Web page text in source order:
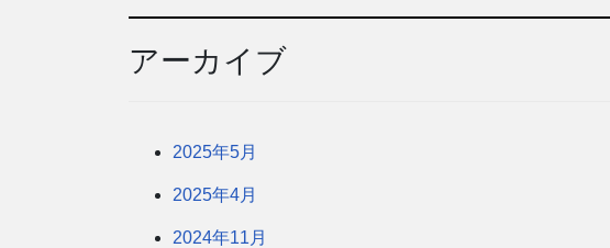
アーカイブ
2025年5月
2025年4月
2024年11月